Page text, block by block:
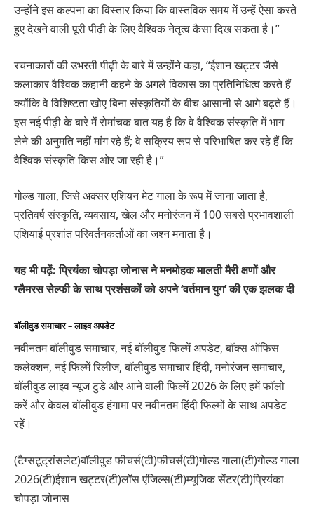
उन्होंने इस कल्पना का विस्तार किया कि वास्तविक समय में उन्हें ऐसा करते
हुए देखने वाली पूरी पीढ़ी के लिए वैश्विक नेतृत्व कैसा दिख सकता है।”
रचनाकारों की उभरती पीढ़ी के बारे में उन्होंने कहा, “ईशान खट्टर जैसे
कलाकार वैश्विक कहानी कहने के अगले विकास का प्रतिनिधित्व करते हैं
क्योंकि वे विशिष्टता खोए बिना संस्कृतियों के बीच आसानी से आगे बढ़ते हैं।
इस नई पीढ़ी के बारे में रोमांचक बात यह है कि वे वैश्विक संस्कृति में भाग
लेने की अनुमति नहीं मांग रहे हैं; वे सक्रिय रूप से परिभाषित कर रहे हैं कि
वैश्विक संस्कृति किस ओर जा रही है।”
गोल्ड गाला, जिसे अक्सर एशियन मेट गाला के रूप में जाना जाता है,
प्रतिवर्ष संस्कृति, व्यवसाय, खेल और मनोरंजन में 100 सबसे प्रभावशाली
एशियाई प्रशांत परिवर्तनकर्ताओं का जश्न मनाता है।
यह भी पढ़ें: प्रियंका चोपड़ा जोनास ने मनमोहक मालती मैरी क्षणों और
ग्लैमरस सेल्फी के साथ प्रशंसकों को अपने ‘वर्तमान युग’ की एक झलक दी
बॉलीवुड समाचार – लाइव अपडेट
नवीनतम बॉलीवुड समाचार, नई बॉलीवुड फिल्में अपडेट, बॉक्स ऑफिस
कलेक्शन, नई फिल्में रिलीज, बॉलीवुड समाचार हिंदी, मनोरंजन समाचार,
बॉलीवुड लाइव न्यूज टुडे और आने वाली फिल्में 2026 के लिए हमें फॉलो
करें और केवल बॉलीवुड हंगामा पर नवीनतम हिंदी फिल्मों के साथ अपडेट
रहें।
(टैग्सटूट्रांसलेट)बॉलीवुड फीचर्स(टी)फीचर्स(टी)गोल्ड गाला(टी)गोल्ड गाला
2026(टी)ईशान खट्टर(टी)लॉस एंजिल्स(टी)म्यूजिक सेंटर(टी)प्रियंका
चोपड़ा जोनास